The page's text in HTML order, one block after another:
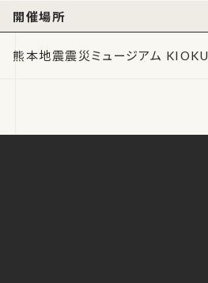
開催場所
熊本地震震災ミュージアム KIOKU